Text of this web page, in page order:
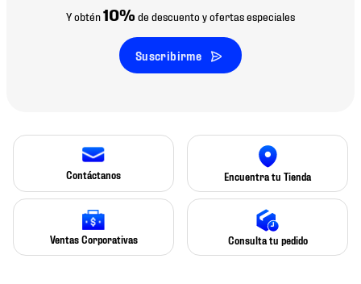
Y obtén10% de descuento y ofertas especiales
Suscribirme
Contáctanos Encuentra tu Tienda
Ventas Corporativas Consulta tu pedido